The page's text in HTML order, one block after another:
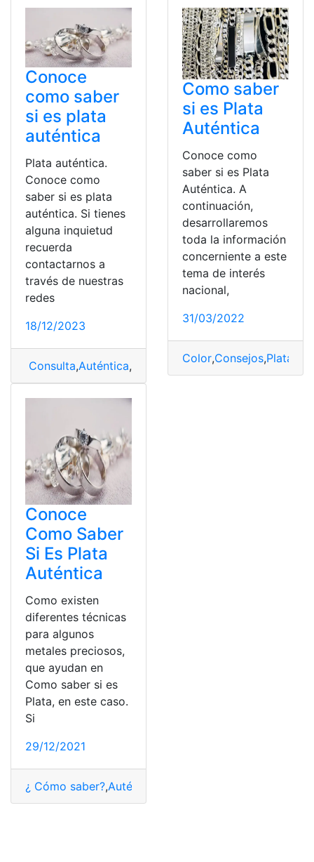
Conoce
como saber
si es plata
auténtica
Plata auténtica.
Conoce como
saber si es plata
auténtica. Si tienes
alguna inquietud
recuerda
contactarnos a
través de nuestras
redes
18/12/2023
Consulta,Auténtica, Plata
Como saber
si es Plata
Auténtica
Conoce como
saber si es Plata
Auténtica. A
continuación,
desarrollaremos
toda la información
concerniente a este
tema de interés
nacional,
31/03/2022
Color,Consejos,Plata
Conoce
Como Saber
Si Es Plata
Auténtica
Como existen
diferentes técnicas
para algunos
metales preciosos,
que ayudan en
Como saber si es
Plata, en este caso.
Si
29/12/2021
¿ Cómo saber?,Auténtica